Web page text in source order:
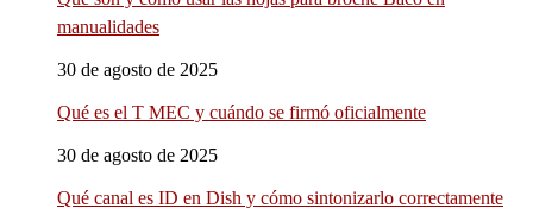
manualidades
30 de agosto de 2025
Qué es el T MEC y cuándo se firmó oficialmente
30 de agosto de 2025
Qué canal es ID en Dish y cómo sintonizarlo correctamente